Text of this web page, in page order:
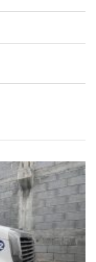
REMATE!!!